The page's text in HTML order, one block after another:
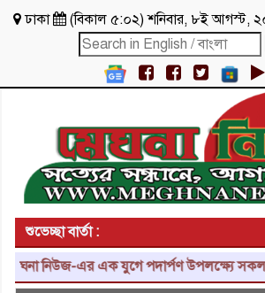
ঢাকা (বিকাল ৫:০২)শনিবার, ৮ই আগস্ট,
শুভেচ্ছা বার্তা :
নিউজ-এর এক যুগে পদার্পণ উপলক্ষ্যে সকল